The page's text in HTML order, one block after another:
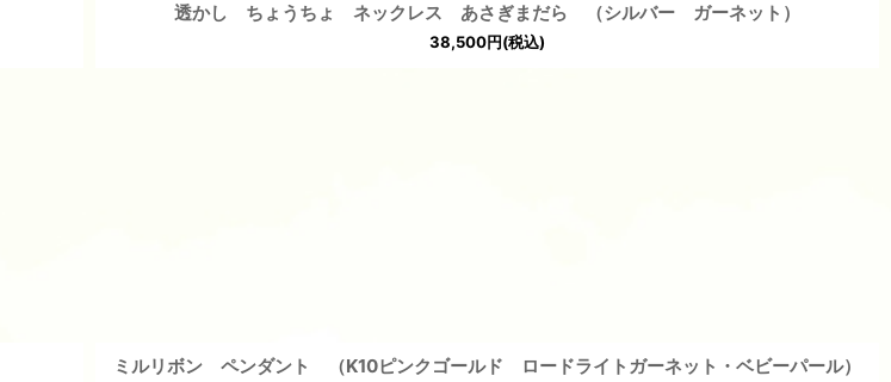
透かし ちょうちょ ネックレス あさぎまだら （シルバー ガーネット）
38,500円(税込)
ミルリボン ペンダント （K10ピンクゴールド ロードライトガーネット・ベビーパール）